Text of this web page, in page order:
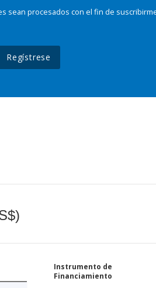
sean procesados con el fin de
Regístrese
Instrumento de
Financiamiento